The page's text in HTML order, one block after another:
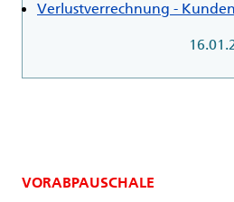
Verlustverrechnung -
VORABPAUSCHALE